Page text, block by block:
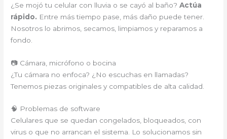
¿Se mojó tu celular con lluvia o se cayó al baño?Actúa
rápido. Entre más tiempo pase, más daño puede tener.
Nosotros lo abrimos, secamos, limpiamos y reparamos a
fondo.
📷 Cámara, micrófono o bocina
¿Tu cámara no enfoca? ¿No escuchas en llamadas?
Tenemos piezas originales y compatibles de alta calidad.
🧠 Problemas de software
Celulares que se quedan congelados, bloqueados, con
virus o que no arrancan el sistema. Lo solucionamos sin